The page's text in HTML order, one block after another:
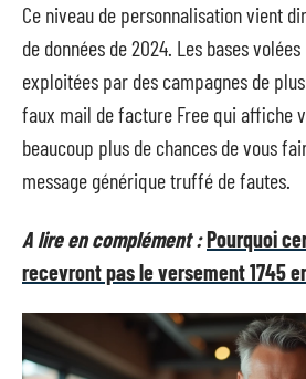
Ce niveau de personnalisation vient
de données de 2024. Les bases
exploitées par des campagnes de
faux mail de facture Free qui affiche
beaucoup plus de chances de vous
message générique truffé de fautes.
A lire en complément :Pourquoi
recevront pas le versement 1745